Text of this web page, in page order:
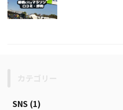
SNS (1)